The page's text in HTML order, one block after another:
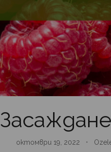
октомври 19, 2022 •